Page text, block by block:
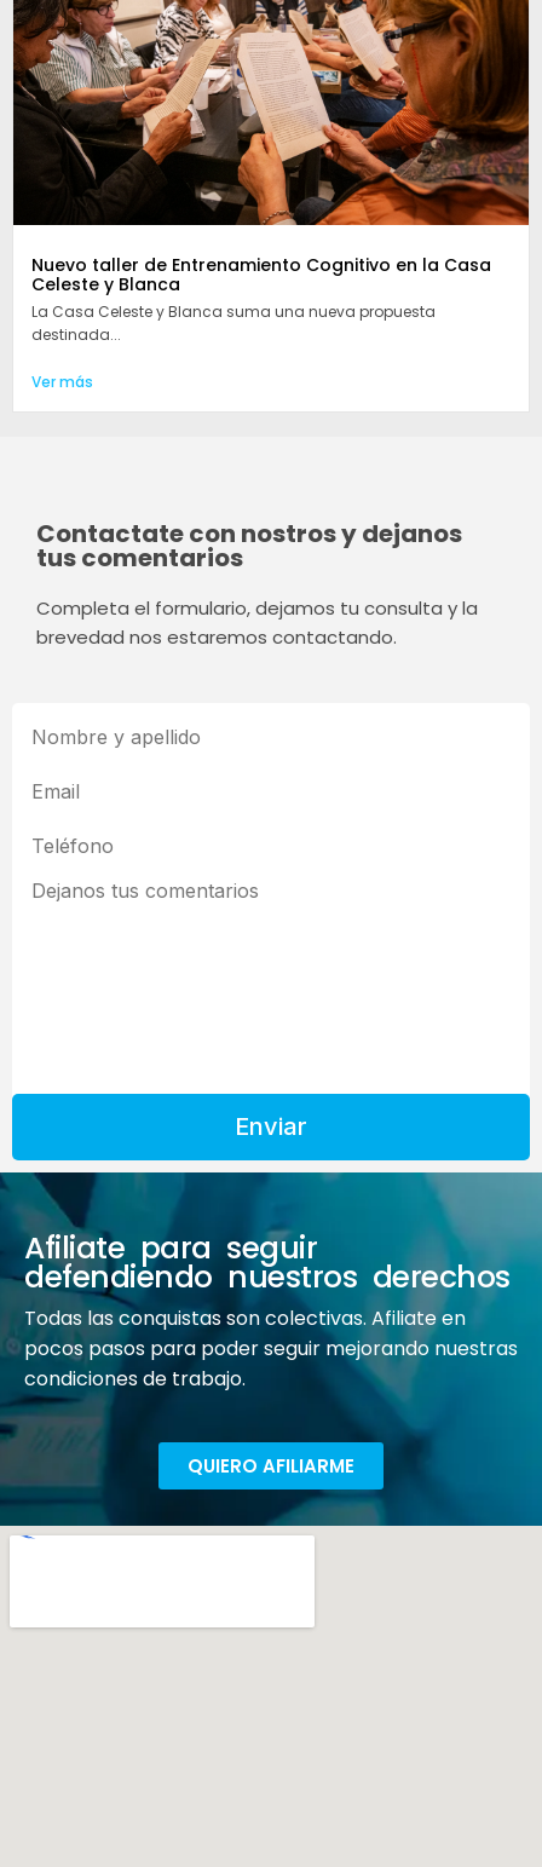
Nuevo taller de Entrenamiento Cognitivo en la Casa
Celeste y Blanca
La Casa Celeste y Blanca suma una nueva propuesta
destinada...
Ver más
Contactate con nostros y dejanos
tus comentarios
Completa el formulario, dejamos tu consulta y la
brevedad nos estaremos contactando.
Enviar
Afiliate para seguir
defendiendo nuestros derechos
Todas las conquistas son colectivas. Afiliate en
pocos pasos para poder seguir mejorando nuestras
condiciones de trabajo.
QUIERO AFILIARME